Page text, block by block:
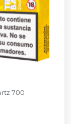
700